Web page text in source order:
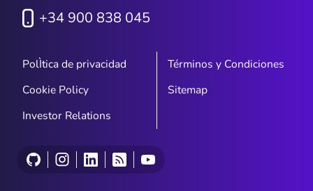
+34 900 838 045
PolÌtica de privacidad
Términos y Condiciones
Cookie Policy
Sitemap
Investor Relations